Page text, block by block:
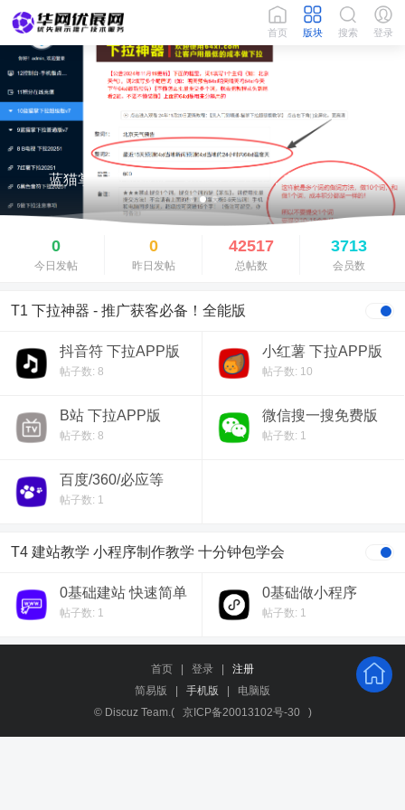
首页 版块 搜索 登录
蓝猫掌 下拉超级版，功能使用方法！非常简单！
0
今日发帖
0
昨日发帖
42517
总帖数
3713
会员数
T1 下拉神器 - 推广获客必备！全能版
抖音符 下拉APP版
帖子数: 8
小红薯 下拉APP版
帖子数: 10
B站 下拉APP版
帖子数: 8
微信搜一搜免费版
帖子数: 1
百度/360/必应等
帖子数: 1
T4 建站教学 小程序制作教学 十分钟包学会
0基础建站 快速简单
实惠
帖子数: 1
0基础做小程序
帖子数: 1
首页 登录
注册
简易版
手机版
电脑版
© Discuz Team.(
京ICP备20013102号-30 )